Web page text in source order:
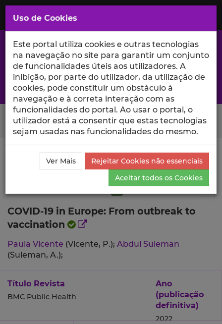
Saltar
para
Conteúdo
Principal
A excelência da investigação e ciência no Iscte
Search Button
Ciência_Iscte Publicações
Descrição Detalhada da
Publicação
COVID-19 in Europe: From outbreak to
vaccination
Paula Vicente (Vicente, P.); Abdul Suleman
(Suleman, A.);
Título Revista
BMC Public Health
Ano
(publicação
definitiva)
2022
Uso de Cookies
Este portal utiliza cookies e outras tecnologias
na navegação no site para garantir um conjunto
de funcionalidades úteis aos utilizadores. A
inibição, por parte do utilizador, da utilização de
cookies, pode constituir um obstáculo à
navegação e à correta interação com as
funcionalidades do portal. Ao usar o portal, o
utilizador está a consentir que estas tecnologias
sejam usadas nas funcionalidades do mesmo.
Ver Mais
Rejeitar Cookies não essenciais
Aceitar todos os Cookies